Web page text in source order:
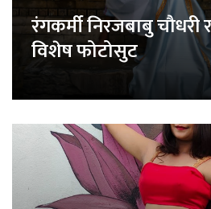
रंगकर्मी निरजबाबु चौधरी
विशेष फोटोसुट